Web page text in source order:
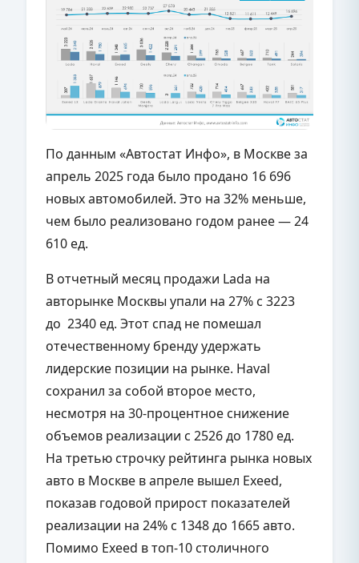
По данным «Автостат Инфо», в Москве за
апрель 2025 года было продано 16 696
новых автомобилей. Это на 32% меньше,
чем было реализовано годом ранее — 24
610 ед.
В отчетный месяц продажи Lada на
авторынке Москвы упали на 27% с 3223
до 2340 ед. Этот спад не помешал
отечественному бренду удержать
лидерские позиции на рынке. Haval
сохранил за собой второе место,
несмотря на 30-процентное снижение
объемов реализации с 2526 до 1780 ед.
На третью строчку рейтинга рынка новых
авто в Москве в апреле вышел Exeed,
показав годовой прирост показателей
реализации на 24% с 1348 до 1665 авто.
Помимо Exeed в топ-10 столичного